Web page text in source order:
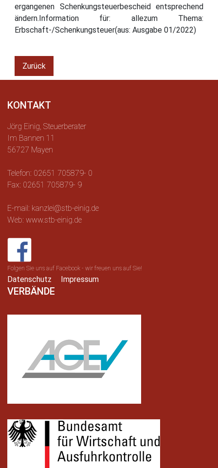
ergangenen Schenkungsteuerbescheid entsprechend
ändern.Information für: allezum Thema:
Erbschaft-/Schenkungsteuer(aus: Ausgabe 01/2022)
Zurück
KONTAKT
Jörg Einig, Steuerberater
Im Bannen 11
56727 Mayen
Telefon: 02651 705879- 0
Fax: 02651 705879- 9
E-mail: kanzlei@stb-einig.de
Web: www.stb-einig.de
Folgen Sie uns auf Facebook - wir freuen uns auf Sie!
Datenschutz Impressum
VERBÄNDE